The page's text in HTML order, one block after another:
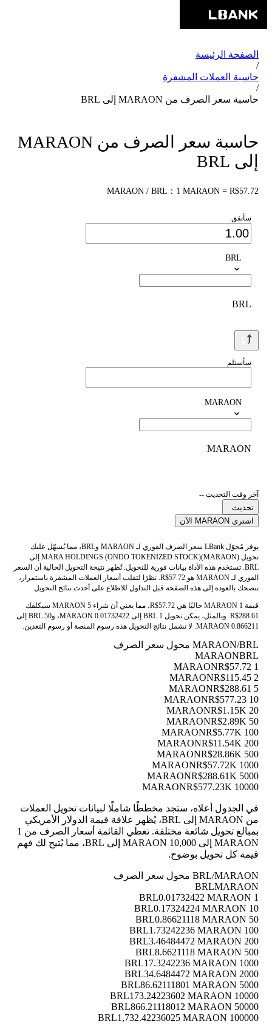
الصفحة الرئيسة
/
حاسبة العملات المشفرة
/
حاسبة سعر الصرف من MARAON إلى BRL
حاسبة سعر الصرف من MARAON
إلى BRL
MARAON / BRL：1 MARAON = R$57.72
سأنفق
BRL
BRL
سأستلم
MARAON
MARAON
آخر وقت التحديث --
تحديث
اشتري MARAON الآن
يوفر مُحوّل LBank سعر الصرف الفوري لـ MARAON وBRL، مما يُسهّل عليك
تحويل MARA HOLDINGS (ONDO TOKENIZED STOCK)(MARAON) إلى
BRL. تستخدم هذه الأداة بيانات فورية للتحويل. تُظهر نتيجة التحويل الحالية أن السعر
الفوري لـ MARAON هو R$57.72. نظرًا لتقلب أسعار العملات المشفرة باستمرار،
ننصحك بالعودة إلى هذه الصفحة قبل التداول للاطلاع على أحدث نتائج التحويل.
قيمة 1 MARAON حاليًا هي R$57.72، مما يعني أن شراء 5 MARAON سيكلفك
R$288.61. وبالمثل، يمكن تحويل 1 BRL إلى 0.01732422 MARAON، و50 BRL إلى
0.866211 MARAON. لا تشمل نتائج التحويل هذه رسوم المنصة أو رسوم التعدين.
MARAON/BRL محول سعر الصرف
MARAONBRL
1 MARAON
R$57.72
2 MARAON
R$115.45
5 MARAON
R$288.61
10 MARAON
R$577.23
20 MARAON
R$1.15K
50 MARAON
R$2.89K
100 MARAON
R$5.77K
200 MARAON
R$11.54K
500 MARAON
R$28.86K
1000 MARAON
R$57.72K
5000 MARAON
R$288.61K
10000 MARAON
R$577.23K
في الجدول أعلاه، ستجد مخططًا شاملًا لبيانات تحويل العملات
من MARAON إلى BRL، يُظهر علاقة قيمة الدولار الأمريكي
بمبالغ تحويل شائعة مختلفة. تغطي القائمة أسعار الصرف من 1
MARAON إلى 10,000 MARAON إلى BRL، مما يُتيح لك فهم
قيمة كل تحويل بوضوح.
BRL/MARAON محول سعر الصرف
BRLMARAON
1 BRL
0.01732422 MARAON
10 BRL
0.17324224 MARAON
50 BRL
0.86621118 MARAON
100 BRL
1.73242236 MARAON
200 BRL
3.46484472 MARAON
500 BRL
8.6621118 MARAON
1000 BRL
17.3242236 MARAON
2000 BRL
34.6484472 MARAON
5000 BRL
86.62111801 MARAON
10000 BRL
173.24223602 MARAON
50000 BRL
866.21118012 MARAON
100000 BRL
1,732.42236025 MARAON